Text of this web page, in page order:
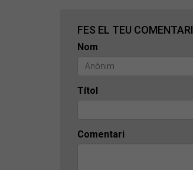
FES EL TEU COMENTARI
Nom
Títol
Comentari